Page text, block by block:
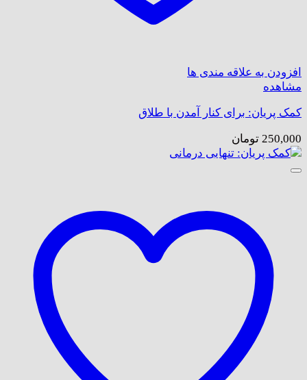
افزودن به علاقه مندی ها
مشاهده
کمک پریان: برای کنار آمدن با طلاق
250,000 تومان